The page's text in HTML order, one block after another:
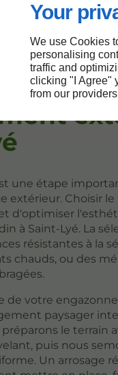
Your
We use Cookies
personalising
traffic and
clicking "I Agree"
from our providers
une étape
extérieur. Choisir
d'optimiser
à Saint-Lyé. La
résistantes à la
chauds, ou des
de votre
paysager
le terrain
puis nous
Un arrosage